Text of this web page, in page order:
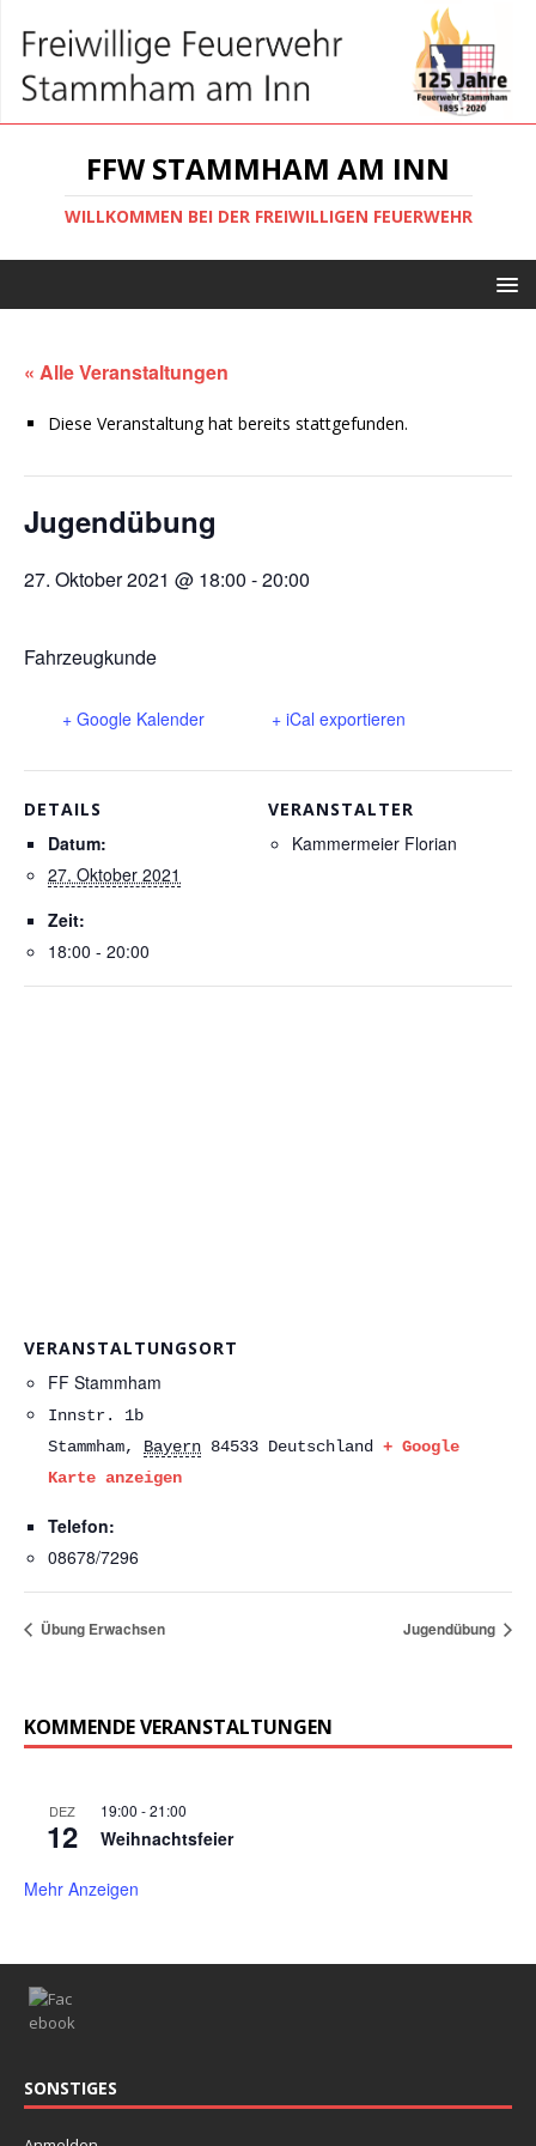
FFW STAMMHAM AM INN
WILLKOMMEN BEI DER FREIWILLIGEN FEUERWEHR
« Alle Veranstaltungen
Diese Veranstaltung hat bereits stattgefunden.
Jugendübung
27. Oktober 2021 @ 18:00 -20:00
Fahrzeugkunde
+ Google Kalender + iCal exportieren
DETAILS
Datum:
27. Oktober 2021
Zeit:
18:00 - 20:00
VERANSTALTER
Kammermeier Florian
VERANSTALTUNGSORT
FF Stammham
Innstr. 1b
Stammham, Bayern 84533 Deutschland
+ Google
Karte anzeigen
Telefon:
08678/7296
Übung Erwachsen Jugendübung
KOMMENDE VERANSTALTUNGEN
DEZ
12
19:00 -21:00
Weihnachtsfeier
Mehr Anzeigen
SONSTIGES